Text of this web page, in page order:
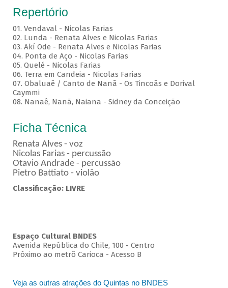
Repertório
01. Vendaval - Nicolas Farias
02. Lunda - Renata Alves e Nicolas Farias
03. Akí Ode - Renata Alves e Nicolas Farias
04. Ponta de Aço - Nicolas Farias
05. Quelé - Nicolas Farias
06. Terra em Candeia - Nicolas Farias
07. Obaluaê / Canto de Nanã - Os Tincoãs e Dorival
Caymmi
08. Nanaê, Nanã, Naiana - Sidney da Conceição
Ficha Técnica
Renata Alves - voz
Nicolas Farias - percussão
Otavio Andrade - percussão
Pietro Battiato - violão
Classificação: LIVRE
Espaço Cultural BNDES
Avenida República do Chile, 100 - Centro
Próximo ao metrô Carioca - Acesso B
Veja as outras atrações do Quintas no BNDES